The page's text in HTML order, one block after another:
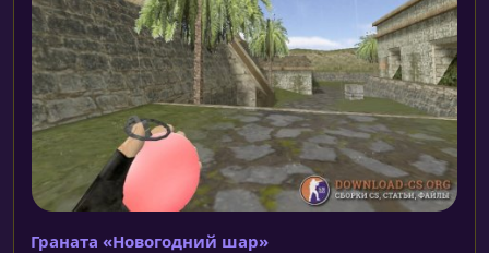
Граната «Новогодний шар»